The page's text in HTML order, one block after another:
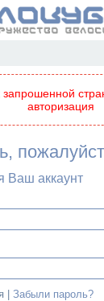
запрошенной
авторизация
Ваш аккаунт
| Забыли пароль?